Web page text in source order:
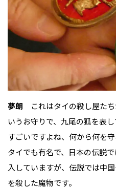
夢朗 これはタイの殺し屋た
いうお守りで、九尾の狐を表
すごいですよね、何から何を
タイでも有名で、日本の伝説
入していますが、伝説では中
を殺した魔物です。